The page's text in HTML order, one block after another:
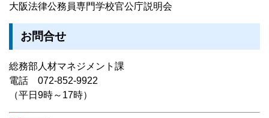
大阪法律公務員専門学校官公庁説明会
お問合せ
総務部人材マネジメント課
電話 072-852-9922
（平日9時～17時）